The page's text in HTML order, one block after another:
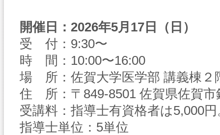
開催日：2026年5月 17 日（日）
受 付：9:30〜
時 間：10:00〜16:00
場 所：佐賀大学医学部 講義棟２
住 所：〒849-8501 佐賀県佐賀市
受講料：指導士有資格者は5,000
指導士単位：5単位